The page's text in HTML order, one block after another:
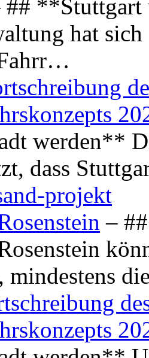
## **Stuttgart
hat
werden**
dass
projekt
–
mindestens